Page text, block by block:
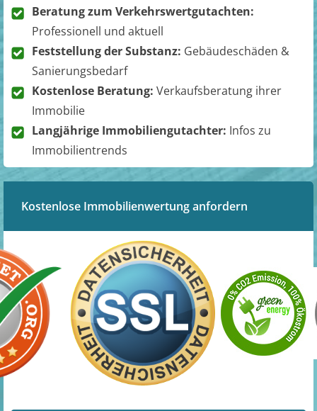
Beratung zum Verkehrswertgutachten:
Professionell und aktuell
Feststellung der Substanz: Gebäudeschäden &
Sanierungsbedarf
Kostenlose Beratung: Verkaufsberatung ihrer
Immobilie
Langjährige Immobiliengutachter: Infos zu
Immobilientrends
Kostenlose Immobilienwertung anfordern